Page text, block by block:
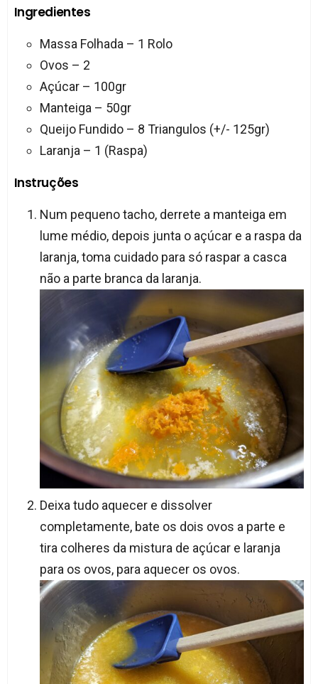
Ingredientes
Massa Folhada – 1 Rolo
Ovos – 2
Açúcar – 100gr
Manteiga – 50gr
Queijo Fundido – 8 Triangulos (+/- 125gr)
Laranja – 1 (Raspa)
Instruções
Num pequeno tacho, derrete a manteiga em
lume médio, depois junta o açúcar e a raspa da
laranja, toma cuidado para só raspar a casca
não a parte branca da laranja.
Deixa tudo aquecer e dissolver
completamente, bate os dois ovos a parte e
tira colheres da mistura de açúcar e laranja
para os ovos, para aquecer os ovos.